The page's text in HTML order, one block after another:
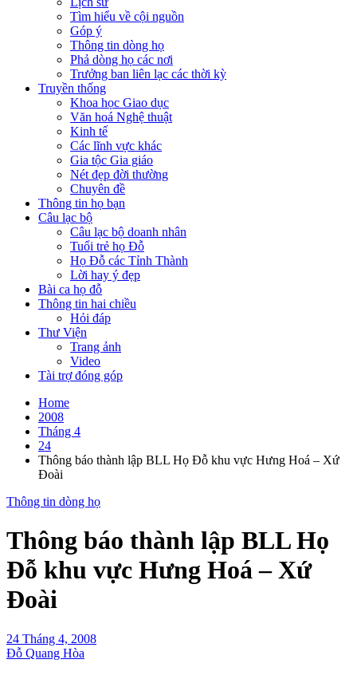
Tìm hiểu về cội nguồn
Góp ý
Thông tin dòng họ
Phả dòng họ các nơi
Trưởng ban liên lạc các thời kỳ
Truyền thống
Khoa học Giao dục
Văn hoá Nghệ thuật
Kinh tế
Các lĩnh vực khác
Gia tộc Gia giáo
Nét đẹp đời thường
Chuyên đề
Thông tin họ bạn
Câu lạc bộ
Câu lạc bộ doanh nhân
Tuổi trẻ họ Đỗ
Họ Đỗ các Tỉnh Thành
Lời hay ý đẹp
Bài ca họ đỗ
Thông tin hai chiều
Hỏi đáp
Thư Viện
Trang ảnh
Video
Tài trợ đóng góp
Home
2008
Tháng 4
24
Thông báo thành lập BLL Họ Đỗ khu vực Hưng Hoá – Xứ
Đoài
Thông tin dòng họ
Thông báo thành lập BLL Họ
Đỗ khu vực Hưng Hoá – Xứ
Đoài
24 Tháng 4, 2008
Đỗ Quang Hòa